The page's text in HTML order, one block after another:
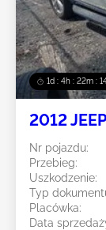
1d : 4h : 22m :
2012
Nr pojazdu:
Przebieg:
Uszkodzenie:
Typ
Placówka:
Data